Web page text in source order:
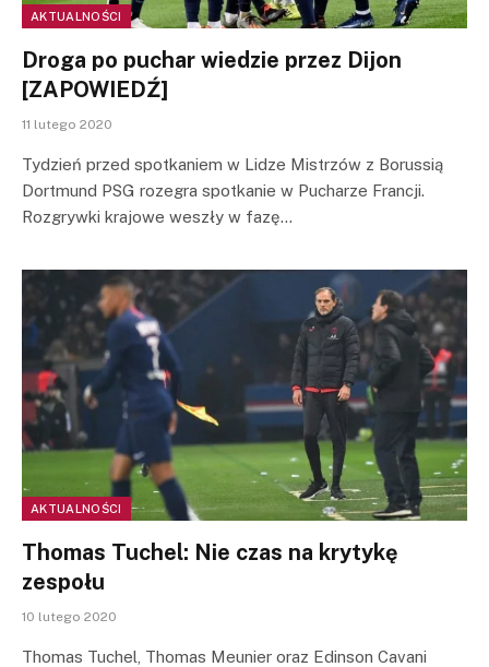
AKTUALNOŚCI
Droga po puchar wiedzie przez Dijon
[ZAPOWIEDŹ]
11 lutego 2020
Tydzień przed spotkaniem w Lidze Mistrzów z Borussią
Dortmund PSG rozegra spotkanie w Pucharze Francji.
Rozgrywki krajowe weszły w fazę…
AKTUALNOŚCI
Thomas Tuchel: Nie czas na krytykę
zespołu
10 lutego 2020
Thomas Tuchel, Thomas Meunier oraz Edinson Cavani